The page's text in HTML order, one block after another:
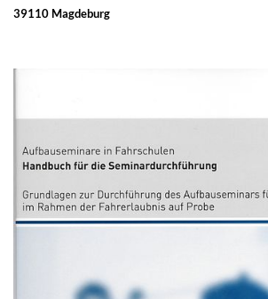
39110 Magdeburg